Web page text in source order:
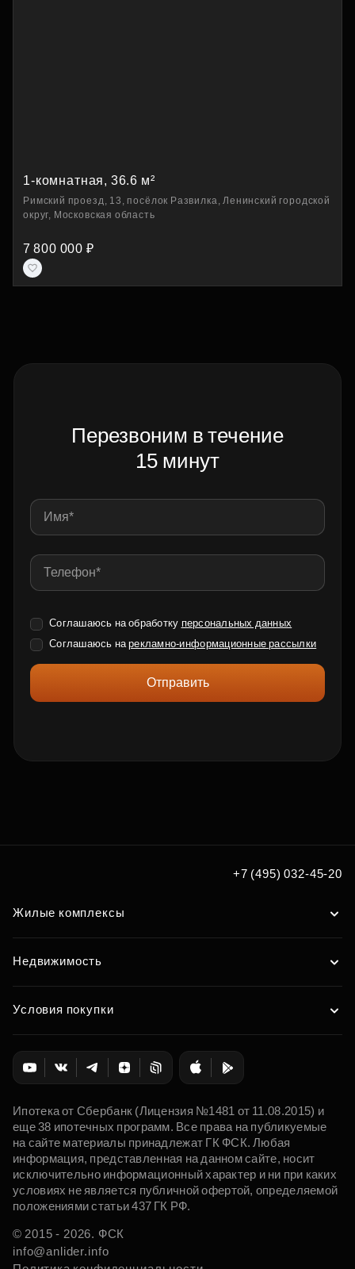
1-комнатная, 36.6 м²
Римский проезд, 13, посёлок Развилка, Ленинский городской
округ, Московская область
7 800 000 ₽
Перезвоним в течение
15 минут
Соглашаюсь на обработку персональных данных
Соглашаюсь нарекламно-информационные рассылки
Отправить
+7 (495) 032-45-20
Жилые комплексы
Недвижимость
Условия покупки
Ипотека от Сбербанк (Лицензия №1481 от 11.08.2015) и
еще 38 ипотечных программ. Все права на публикуемые
на сайте материалы принадлежат ГК ФСК. Любая
информация, представленная на данном сайте, носит
исключительно информационный характер и ни при каких
условиях не является публичной офертой, определяемой
положениями статьи 437 ГК РФ.
© 2015 - 2026. ФСК
info@anlider.info